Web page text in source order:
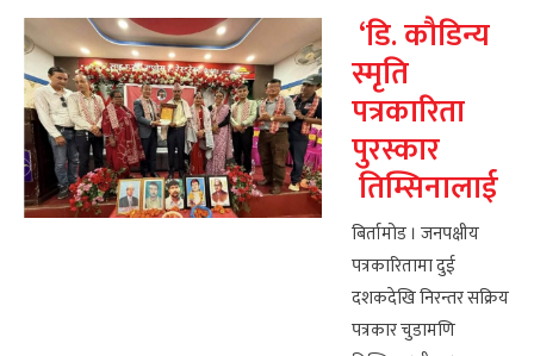
‘डि. कौडिन्य
स्मृति
पत्रकारिता
पुरस्कार
तिम्सिनालाई
बिर्तामोड । जनपक्षीय
पत्रकारितामा दुई
दशकदेखि निरन्तर सक्रिय
पत्रकार चुडामणि